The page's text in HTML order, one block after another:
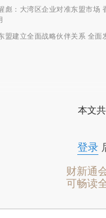
彪：大湾区企业对准东盟市场
盟建立全面战略伙伴关系 全面
本文
登录
财新通
可畅读